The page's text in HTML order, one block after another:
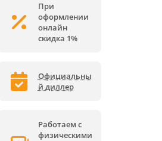
При
оформлении
онлайн
скидка 1%
Официальны
й диллер
Работаем с
физическими